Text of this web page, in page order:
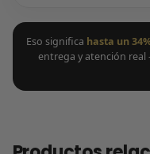
Eso significa hasta un
entrega y atención